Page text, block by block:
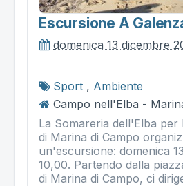
Escursione A
domenica 13 dicembre
Sport , Ambiente
Campo nell'Elba -
La Somareria dell'Elba per
di Marina di Campo
un'escursione: domenica
10,00. Partendo dalla
di Marina di Campo, ci